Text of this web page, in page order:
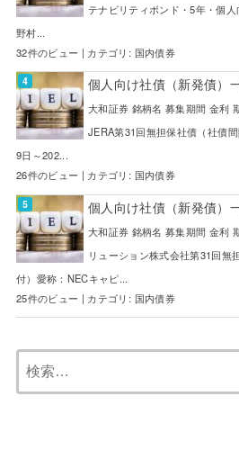
テナビリティボンド・5年・個
野村...
32件のビュー | カテゴリ: 国内債券
個人向け社債（新発債）
大和証券 銘柄名 募集期間 金利
JERA第31回無担保社債（社債
9日～202...
26件のビュー | カテゴリ: 国内債券
個人向け社債（新発債）
大和証券 銘柄名 募集期間 金利
リューション株式会社第31回無
付）愛称：NECキャピ...
25件のビュー | カテゴリ: 国内債券